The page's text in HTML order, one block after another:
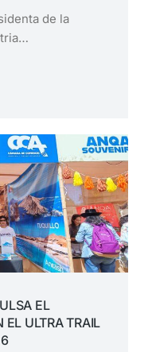
de la
EL
EL ULTRA TRAIL